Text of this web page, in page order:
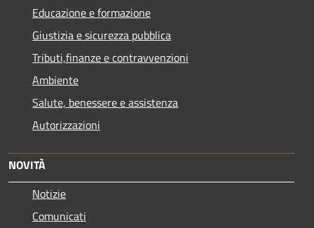
Educazione e formazione
Giustizia e sicurezza pubblica
Tributi,finanze e contravvenzioni
Ambiente
Salute, benessere e assistenza
Autorizzazioni
NOVITÀ
Notizie
Comunicati